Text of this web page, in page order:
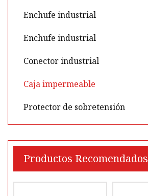
Enchufe industrial
Enchufe industrial
Conector industrial
Caja impermeable
Protector de sobretensión
Productos Recomendados